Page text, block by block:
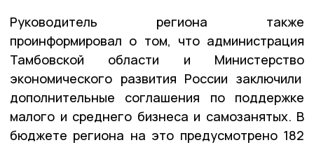
Руководитель региона также
проинформировал о том, что администрация
Тамбовской области и Министерство
экономического развития России заключили
дополнительные соглашения по поддержке
малого и среднего бизнеса и самозанятых. В
бюджете региона на это предусмотрено 182